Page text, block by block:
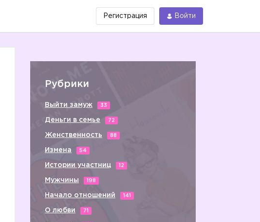
Регистрация Войти
Рубрики
Выйти замуж 33
Деньги в семье 72
Женственность 88
Измена 54
Истории участниц 12
Мужчины 198
Начало отношений 141
О любви 71